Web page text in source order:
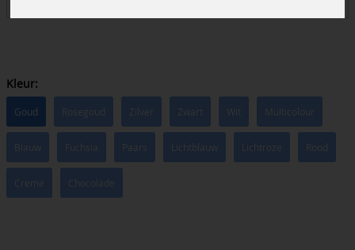
Kleur:
Goud Rosegoud Zilver Zwart Wit Multicolour
Blauw Fuchsia Paars Lichtblauw Lichtroze Rood
Creme Chocolade